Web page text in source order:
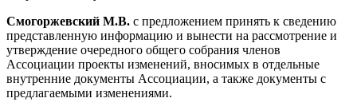
Смогоржевский М.В. с предложением принять к сведению
представленную информацию и вынести на рассмотрение и
утверждение очередного общего собрания членов
Ассоциации проекты изменений, вносимых в отдельные
внутренние документы Ассоциации, а также документы с
предлагаемыми изменениями.